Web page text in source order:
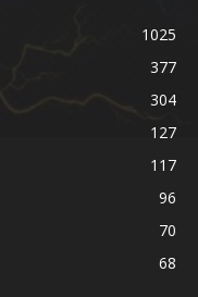
1025
377
304
127
117
96
70
68